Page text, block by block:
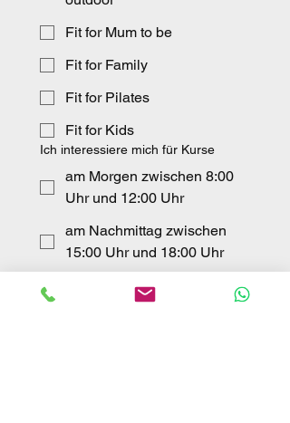
Fit for Mum to be
Fit for Family
Fit for Pilates
Fit for Kids
Ich interessiere mich für Kurse
am Morgen zwischen 8:00
Uhr und 12:00 Uhr
am Nachmittag zwischen
15:00 Uhr und 18:00 Uhr
am Abend ab 18:00 Uhr